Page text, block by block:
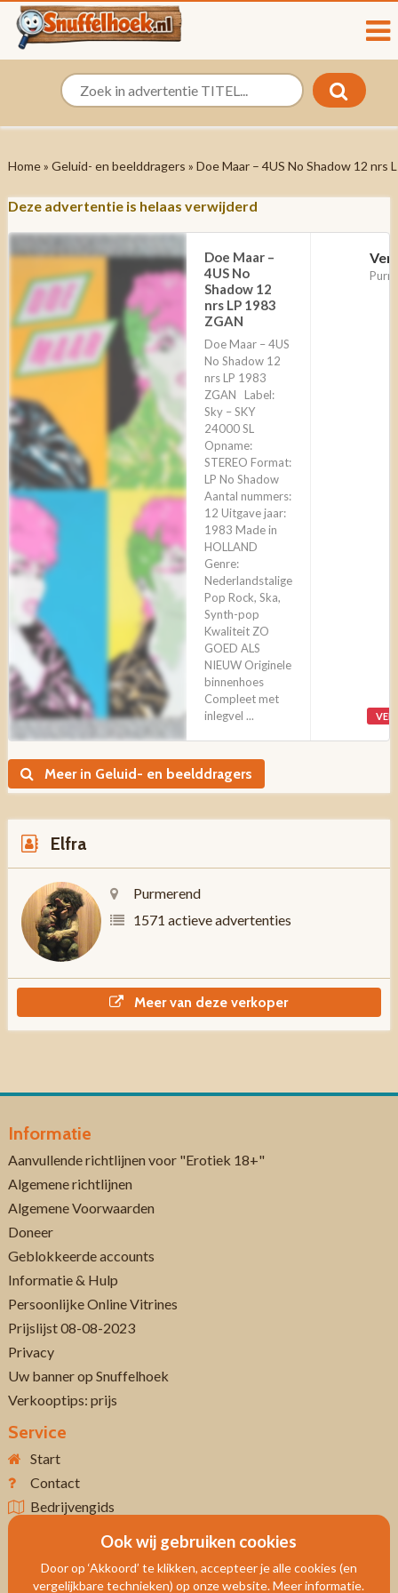
Home» Geluid- en beelddragers » Doe Maar – 4US No Shadow 12 nrs
Deze advertentie is helaas verwijderd
Doe Maar –
4US No
Shadow 12
nrs LP 1983
ZGAN
Doe Maar – 4US
No Shadow 12
nrs LP 1983
ZGAN Label:
Sky – SKY
24000 SL
Opname:
STEREO Format:
LP No Shadow
Aantal nummers:
12 Uitgave jaar:
1983 Made in
HOLLAND
Genre:
Nederlandstalige
Pop Rock, Ska,
Synth-pop
Kwaliteit ZO
GOED ALS
NIEUW Originele
binnenhoes
Compleet met
inlegvel ...
Meer in Geluid- en beelddragers
Elfra
Purmerend
1571 actieve advertenties
Meer van deze verkoper
Informatie
Aanvullende richtlijnen voor "Erotiek 18+"
Algemene richtlijnen
Algemene Voorwaarden
Doneer
Geblokkeerde accounts
Informatie & Hulp
Persoonlijke Online Vitrines
Prijslijst 08-08-2023
Privacy
Uw banner op Snuffelhoek
Verkooptips: prijs
Service
Start
Contact
Bedrijvengids
Ook wij gebruiken cookies
Door op ‘Akkoord’ te klikken, accepteer je alle cookies (en
vergelijkbare technieken) op onze website. Meer informatie.